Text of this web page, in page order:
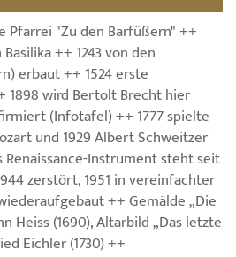
Pfarrei "Zu den Barfüßern" ++
++ 1243 von den
erbaut ++ 1524 erste
1898 wird Bertolt Brecht hier
(Infotafel) ++ 1777 spielte
und 1929 Albert Schweitzer
Instrument steht seit
zerstört, 1951 in vereinfachter
++ Gemälde „Die
Heiss (1690), Altarbild „Das letzte
Eichler (1730) ++